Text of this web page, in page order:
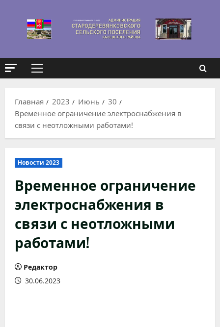
содержимому
Основное
Главная
2023 Июнь
30
Временное ограничение электроснабжения в
связи с неотложными работами!
Новости 2023
Временное ограничение
электроснабжения в
связи с неотложными
работами!
Редактор
30.06.2023